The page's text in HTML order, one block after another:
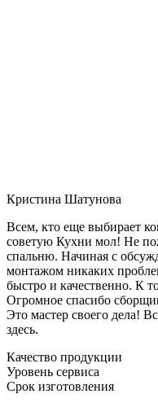
Кристина Шатунова
Всем, кто еще выбирает
советую Кухни мол! Не
спальню. Начиная с
монтажом никаких
быстро и качественно. К
Огромное спасибо
Это мастер своего дела!
здесь.
Качество продукции
Уровень сервиса
Срок изготовления